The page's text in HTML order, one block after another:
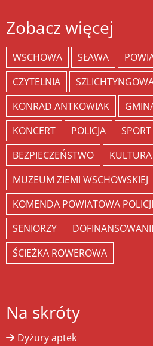
Zobacz więcej
WSCHOWA SŁAWA
CZYTELNIA
KONRAD ANTKOWIAK
KONCERT
POLICJA SPORT
BEZPIECZEŃSTWO
KULTURA
MUZEUM ZIEMI WSCHOWSKIEJ
KOMENDA POWIATOWA
SENIORZY
ŚCIEŻKA ROWEROWA
Na skróty
Dyżury aptek